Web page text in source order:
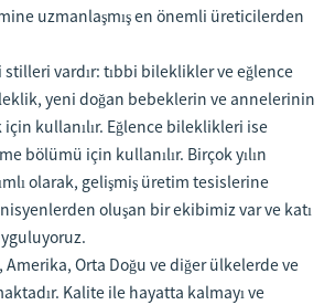
uzmanlaşmış en önemli üreticilerden
vardır: tıbbi bileklikler ve eğlence
yeni doğan bebeklerin ve annelerinin
kullanılır. Eğlence bileklikleri ise
bölümü için kullanılır. Birçok yılın
olarak, gelişmiş üretim tesislerine
oluşan bir ekibimiz var ve katı
Orta Doğu ve diğer ülkelerde ve
Kalite ile hayatta kalmayı ve